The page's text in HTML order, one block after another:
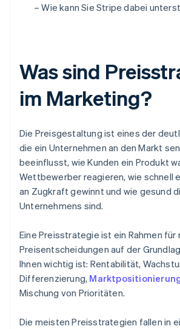
– Wie kann Sie Stripe dabei
Was sind
im Marketing?
Die Preisgestaltung ist eines der
die ein Unternehmen an den Markt
beeinflusst, wie Kunden ein Produkt
Wettbewerber reagieren, wie schnell
an Zugkraft gewinnt und wie gesund
Unternehmens sind.
Eine Preisstrategie ist ein Rahmen
Preisentscheidungen auf der
Ihnen wichtig ist: Rentabilität,
Differenzierung,
Mischung von Prioritäten.
Die meisten Preisstrategien fallen in